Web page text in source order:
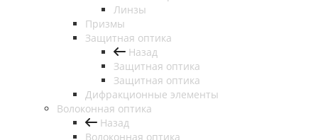
Линзы
Призмы
Защитная оптика
Назад
Защитная оптика
Защитная оптика
Дифракционные элементы
Волоконная оптика
Назад
Волоконная оптика